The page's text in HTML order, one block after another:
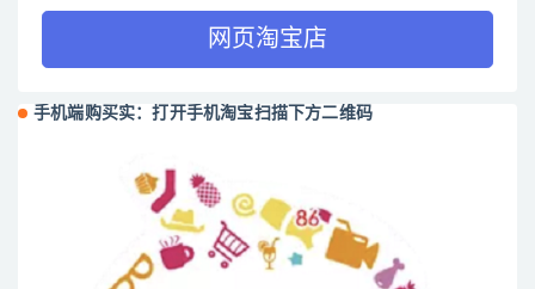
网页淘宝店
手机端购买实：打开手机淘宝扫描下方二维码